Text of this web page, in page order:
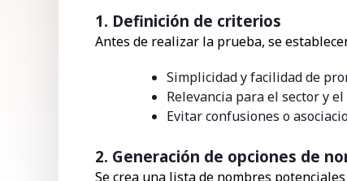
1. Definición de criterios
Antes de realizar la prueba, se
Simplicidad y facilidad de
Relevancia para el sector y
Evitar confusiones o
2. Generación de opciones de
Se crea una lista de nombres